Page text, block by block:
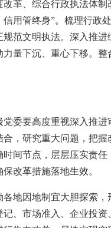
革、综合行政执法体
用管终身”。梳理行政
范文明执法。深入推
量下沉、重心下移。
要高度重视深入推进
，研究重大问题，把
间节点，层层压实责
改革措施落地生效。
因地制宜大胆探索，
、市场准入、企业投